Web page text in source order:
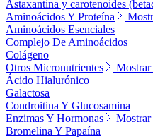
Astaxantina y carotenoides
Aminoácidos Y Proteína
Aminoácidos Esenciales
Complejo De Aminoácidos
Colágeno
Otros Micronutrientes
Mostrar
Ácido Hialurónico
Galactosa
Condroitina Y Glucosamina
Enzimas Y Hormonas
Mostrar
Bromelina Y Papaína